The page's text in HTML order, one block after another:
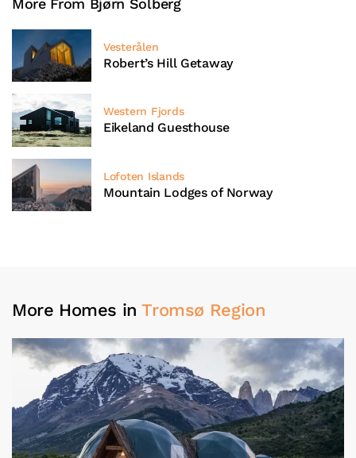
More From Bjørn Solberg
Vesterålen
Robert’s Hill Getaway
Western Fjords
Eikeland Guesthouse
Lofoten Islands
Mountain Lodges of Norway
More Homes inTromsø Region